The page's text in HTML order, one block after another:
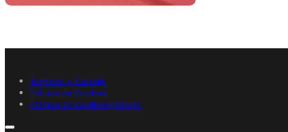
Termene și Condiții
Politica de Cookies
Politica de Confidențialitate